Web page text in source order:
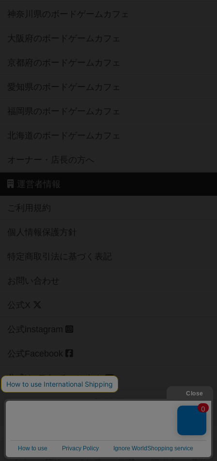
神奈川県のボードゲームカフェ
大阪府のボードゲームカフェ
京都府のボードゲームカフェ
愛知県のボードゲームカフェ
福岡県のボードゲームカフェ
北海道のボードゲームカフェ
オーナー・店長の方へ
運営者情報
ご利用規約
個人情報保護方針
特定商取引法に基づく表記
お問い合わせ
公式X
公式instagram
公式Facebook
公式YouTubeチャンネル
Copyright (c)